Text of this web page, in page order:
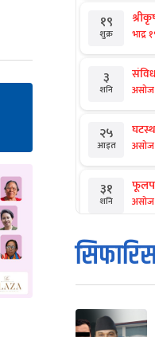
१९
शुक्र भाद्र
३
शनि
२५
आइत
३१
शनि असोज
१
आइत
मंगल